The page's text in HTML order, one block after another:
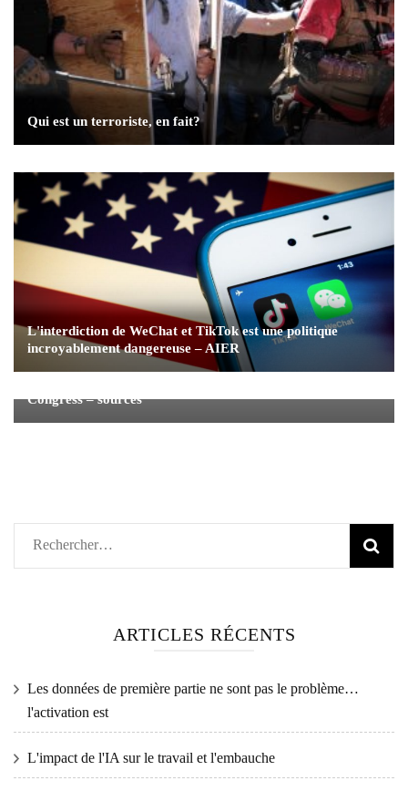
Qui est un terroriste, en fait?
L'interdiction de WeChat et TikTok est une politique
incroyablement dangereuse – AIER
Congress – sources
Rechercher :
ARTICLES RÉCENTS
Les données de première partie ne sont pas le problème…
l'activation est
L'impact de l'IA sur le travail et l'embauche